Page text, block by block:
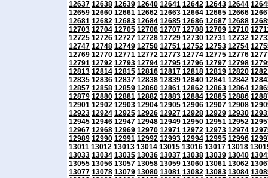
12637 12638 12639 12640 12641 12642 12643 12644
12659 12660 12661 12662 12663 12664 12665 12666
12681 12682 12683 12684 12685 12686 12687 12688
12703 12704 12705 12706 12707 12708 12709 12710
12725 12726 12727 12728 12729 12730 12731 12732
12747 12748 12749 12750 12751 12752 12753 12754
12769 12770 12771 12772 12773 12774 12775 12776
12791 12792 12793 12794 12795 12796 12797 12798
12813 12814 12815 12816 12817 12818 12819 12820
12835 12836 12837 12838 12839 12840 12841 12842
12857 12858 12859 12860 12861 12862 12863 12864
12879 12880 12881 12882 12883 12884 12885 12886
12901 12902 12903 12904 12905 12906 12907 12908
12923 12924 12925 12926 12927 12928 12929 12930
12945 12946 12947 12948 12949 12950 12951 12952
12967 12968 12969 12970 12971 12972 12973 12974
12989 12990 12991 12992 12993 12994 12995 12996
13011 13012 13013 13014 13015 13016 13017 13018
13033 13034 13035 13036 13037 13038 13039 13040
13055 13056 13057 13058 13059 13060 13061 13062
13077 13078 13079 13080 13081 13082 13083 13084